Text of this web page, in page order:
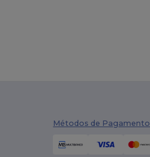
Métodos de Pagamento